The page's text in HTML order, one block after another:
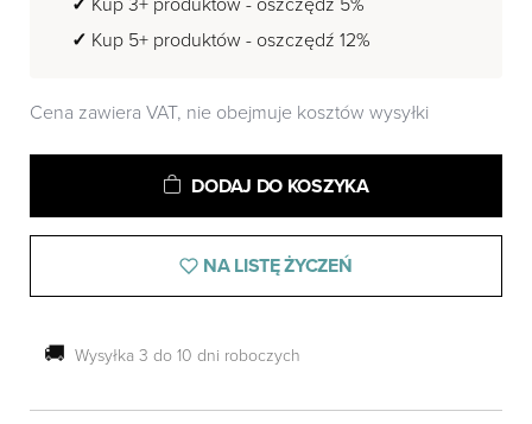
Kup 5+ produktów - oszczędź 12%
Cena zawiera VAT, nie obejmuje kosztów wysyłki
topper
DODAJ DO KOSZYKA
NA LISTĘ ŻYCZEŃ
🚚 Wysyłka 3 do 10 dni roboczych